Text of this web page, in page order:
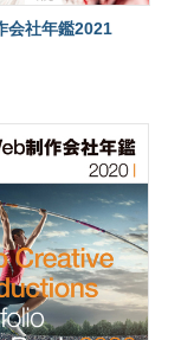
会社年鑑2021